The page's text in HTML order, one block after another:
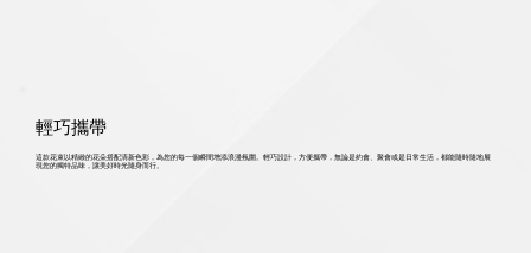
輕巧攜帶
這款花束以精緻的花朵搭配清新色彩，為您的每一個瞬間增添浪漫氛圍。輕巧設計，方便攜帶，無論是約會、聚會或是日常生活，都能隨時隨地展
現您的獨特品味，讓美好時光隨身而行。